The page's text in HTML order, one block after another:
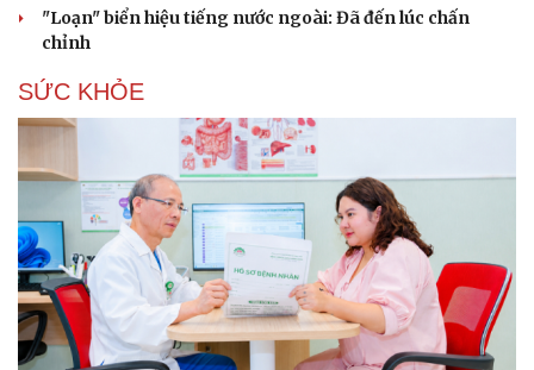
Tư vấn
Săn Tour
check-in
Podcast
Câu chuyện thời sự
Đọc truyện đêm khuya
Cửa sổ tình yêu
Kể chuyện cho bé
Hạt giống tâm hồn
"Loạn" biển hiệu tiếng nước ngoài: Đã đến lúc chấn
chỉnh
SỨC KHỎE